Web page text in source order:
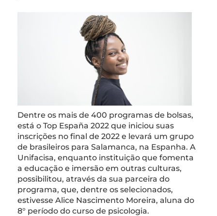
Dentre os mais de 400 programas de bolsas,
está o Top España 2022 que iniciou suas
inscrições no final de 2022 e levará um grupo
de brasileiros para Salamanca, na Espanha. A
Unifacisa, enquanto instituição que fomenta
a educação e imersão em outras culturas,
possibilitou, através da sua parceira do
programa, que, dentre os selecionados,
estivesse Alice Nascimento Moreira, aluna do
8° período do curso de psicologia.